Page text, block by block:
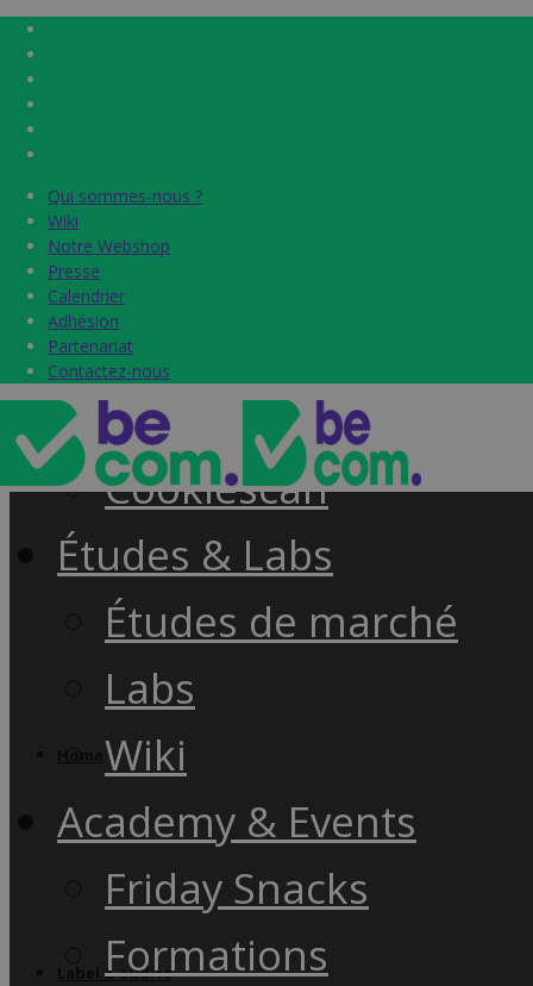
Qui sommes-nous ?
Wiki
Notre Webshop
Presse
Calendrier
Adhésion
Partenariat
Contactez-nous
Label & audits
Qui sommes-nous ?
Wiki
Notre Webshop
Presse
Calendrier
Adhésion
Partenariat
Contactez-nous
Home
Label & audits
Becom Trustmark
Security Scan
Cookiescan
Études & Labs
Études de marché
Labs
Wiki
Academy & Events
Friday Snacks
Formations